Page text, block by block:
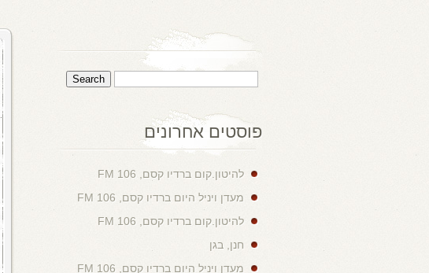
פוסטים אחרונים
להיטון.קום ברדיו קסם, 106 FM
מעדן ויניל היום ברדיו קסם, 106 FM
להיטון.קום ברדיו קסם, 106 FM
חנן, בגן
מעדן ויניל היום ברדיו קסם, 106 FM